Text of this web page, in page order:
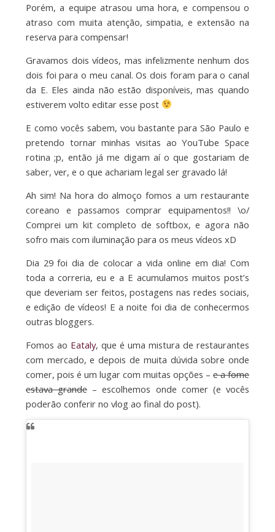
Porém, a equipe atrasou uma hora, e compensou o
atraso com muita atenção, simpatia, e extensão na
reserva para compensar!
Gravamos dois vídeos, mas infelizmente nenhum dos
dois foi para o meu canal. Os dois foram para o canal
da E. Eles ainda não estão disponíveis, mas quando
estiverem volto editar esse post
E como vocês sabem, vou bastante para São Paulo e
pretendo tornar minhas visitas ao YouTube Space
rotina ;p, então já me digam aí o que gostariam de
saber, ver, e o que achariam legal ser gravado lá!
Ah sim! Na hora do almoço fomos a um restaurante
coreano e passamos comprar equipamentos!! \o/
Comprei um kit completo de softbox, e agora não
sofro mais com iluminação para os meus vídeos xD
Dia 29 foi dia de colocar a vida online em dia! Com
toda a correria, eu e a E acumulamos muitos post’s
que deveriam ser feitos, postagens nas redes sociais,
e edição de vídeos! E a noite foi dia de conhecermos
outras bloggers.
Fomos ao Eataly, que é uma mistura de restaurantes
com mercado, e depois de muita dúvida sobre onde
comer, pois é um lugar com muitas opções –e a fome
estava grande – escolhemos onde comer (e vocês
poderão conferir no vlog ao final do post).